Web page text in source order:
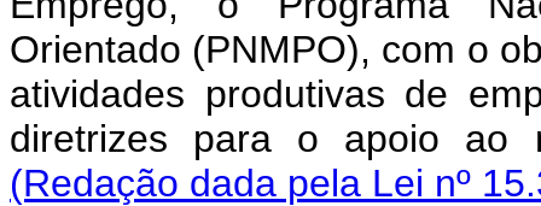
Orientado (PNMPO), com o
atividades produtivas de
diretrizes para o apoio ao
(Redação dada pela Lei nº